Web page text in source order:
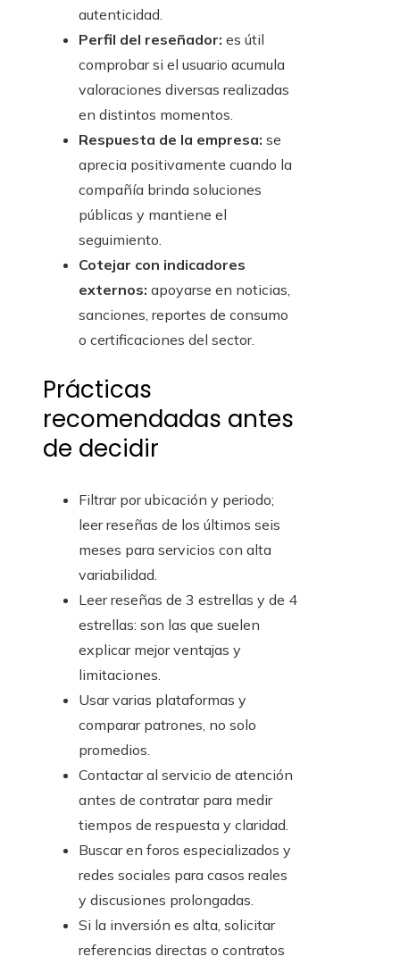
autenticidad.
Perfil del reseñador: es útil
comprobar si el usuario acumula
valoraciones diversas realizadas
en distintos momentos.
Respuesta de la empresa: se
aprecia positivamente cuando la
compañía brinda soluciones
públicas y mantiene el
seguimiento.
Cotejar con indicadores
externos: apoyarse en noticias,
sanciones, reportes de consumo
o certificaciones del sector.
Prácticas
recomendadas antes
de decidir
Filtrar por ubicación y periodo;
leer reseñas de los últimos seis
meses para servicios con alta
variabilidad.
Leer reseñas de 3 estrellas y de 4
estrellas: son las que suelen
explicar mejor ventajas y
limitaciones.
Usar varias plataformas y
comparar patrones, no solo
promedios.
Contactar al servicio de atención
antes de contratar para medir
tiempos de respuesta y claridad.
Buscar en foros especializados y
redes sociales para casos reales
y discusiones prolongadas.
Si la inversión es alta, solicitar
referencias directas o contratos